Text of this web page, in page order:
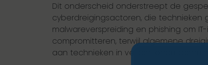
Dit onderscheid onderstreept de
cyberdreigingsactoren, die technieken
malwareverspreiding en phishing om
compromitteren, terwijl algemene
aan technieken in verschillende